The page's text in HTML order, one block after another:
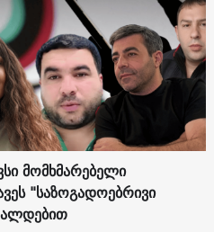
მომხმარებელი
"საზოგადოებრივი